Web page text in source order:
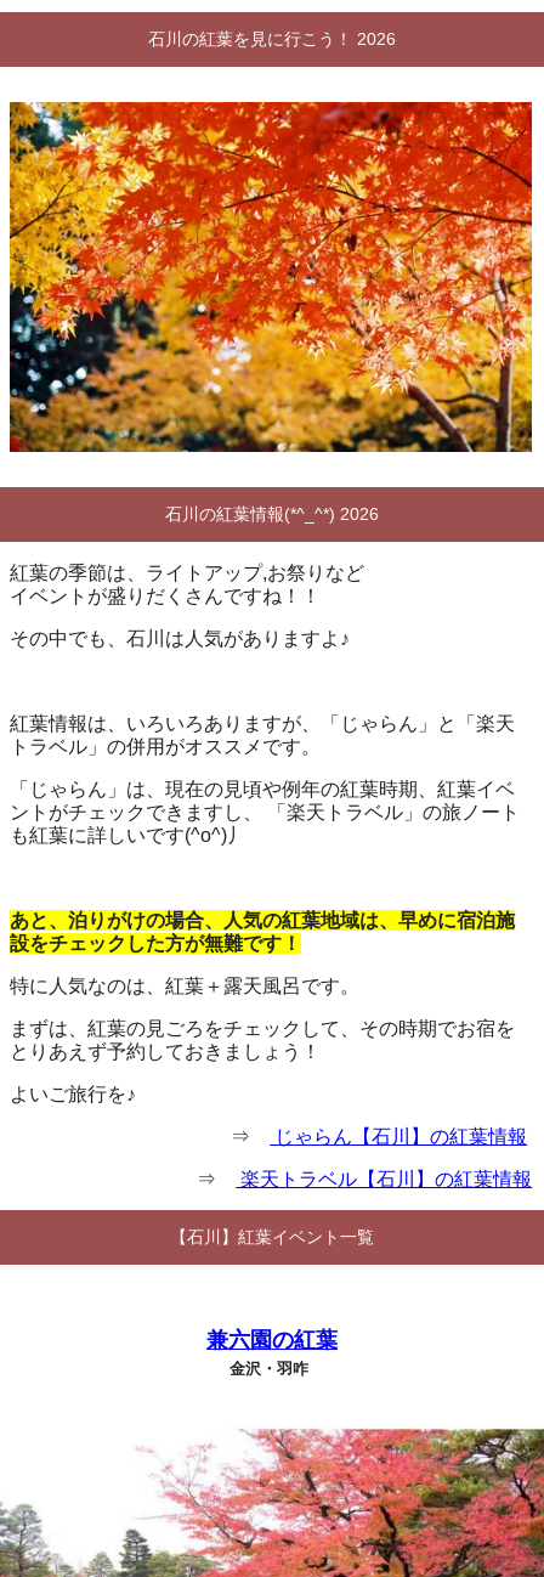
石川の紅葉を見に行こう！ 2026
石川の紅葉情報(*^_^*) 2026
紅葉の季節は、ライトアップ,お祭りなど
イベントが盛りだくさんですね！！
その中でも、石川は人気がありますよ♪
紅葉情報は、いろいろありますが、「じゃらん」と「楽天
トラベル」の併用がオススメです。
「じゃらん」は、現在の見頃や例年の紅葉時期、紅葉イベ
ントがチェックできますし、 「楽天トラベル」の旅ノート
も紅葉に詳しいです(^o^)丿
あと、泊りがけの場合、人気の紅葉地域は、早めに宿泊施
設をチェックした方が無難です！
特に人気なのは、紅葉＋露天風呂です。
まずは、紅葉の見ごろをチェックして、その時期でお宿を
とりあえず予約しておきましょう！
よいご旅行を♪
⇒ じゃらん【石川】の紅葉情報
⇒ 楽天トラベル【石川】の紅葉情報
【石川】紅葉イベント一覧
兼六園の紅葉
金沢・羽咋